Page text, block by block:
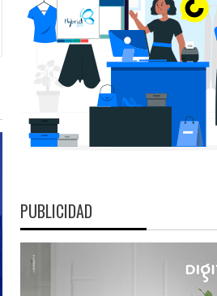
PUBLICIDAD